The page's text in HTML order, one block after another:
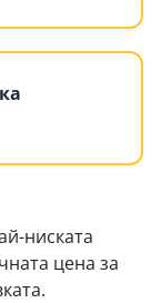
ниската
цена за